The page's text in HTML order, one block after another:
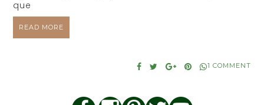
que
READ MORE
1 COMMENT